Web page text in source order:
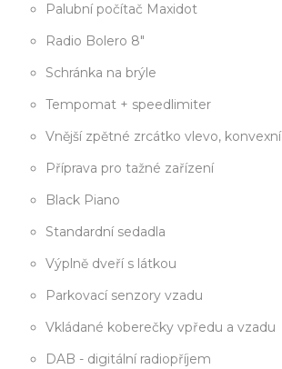
Palubní počítač Maxidot
Radio Bolero 8"
Schránka na brýle
Tempomat + speedlimiter
Vnější zpětné zrcátko vlevo, konvexní
Příprava pro tažné zařízení
Black Piano
Standardní sedadla
Výplně dveří s látkou
Parkovací senzory vzadu
Vkládané koberečky vpředu a vzadu
DAB - digitální radiopříjem